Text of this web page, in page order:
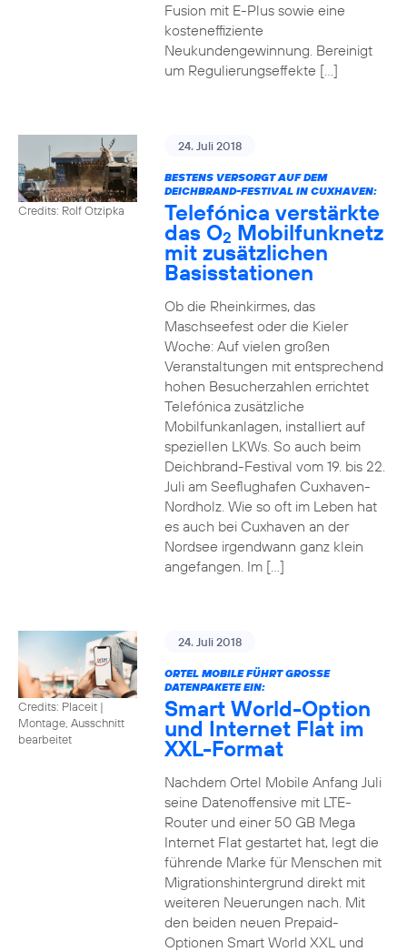
Fusion mit E-Plus sowie eine
kosteneffiziente
Neukundengewinnung. Bereinigt
um Regulierungseffekte […]
Credits: Rolf Otzipka
24. Juli 2018
BESTENS VERSORGT AUF DEM
DEICHBRAND-FESTIVAL IN CUXHAVEN:
Telefónica verstärkte
das O2 Mobilfunknetz
mit zusätzlichen
Basisstationen
Ob die Rheinkirmes, das
Maschseefest oder die Kieler
Woche: Auf vielen großen
Veranstaltungen mit entsprechend
hohen Besucherzahlen errichtet
Telefónica zusätzliche
Mobilfunkanlagen, installiert auf
speziellen LKWs. So auch beim
Deichbrand-Festival vom 19. bis 22.
Juli am Seeflughafen Cuxhaven-
Nordholz. Wie so oft im Leben hat
es auch bei Cuxhaven an der
Nordsee irgendwann ganz klein
angefangen. Im […]
Credits: Placeit |
Montage, Ausschnitt
bearbeitet
24. Juli 2018
ORTEL MOBILE FÜHRT GROSSE D
ATENPAKETE EIN:
Smart World-Option
und Internet Flat im
XXL-Format
Nachdem Ortel Mobile Anfang Juli
seine Datenoffensive mit LTE-
Router und einer 50 GB Mega
Internet Flat gestartet hat, legt die
führende Marke für Menschen mit
Migrationshintergrund direkt mit
weiteren Neuerungen nach. Mit
den beiden neuen Prepaid-
Optionen Smart World XXL und